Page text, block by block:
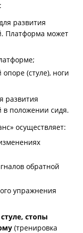
развития
Платформа может
(стуле), ноги
развития
в положении сидя.
осуществляет:
обратной
упражнения
стопы
(тренировка